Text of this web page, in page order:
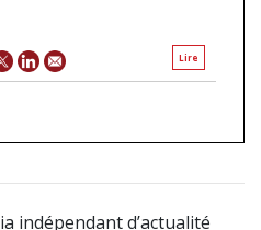
Lire
indépendant d’actualité